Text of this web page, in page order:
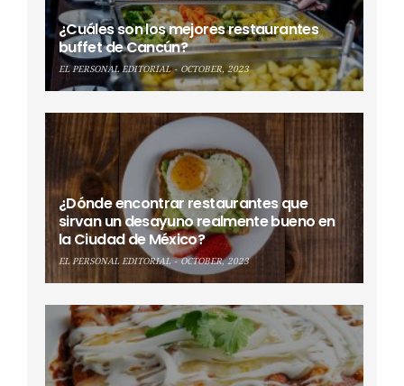
¿Cuáles son los mejores restaurantes
buffet de Cancún?
EL PERSONAL EDITORIAL OCTOBER, 2023
¿Dónde encontrar restaurantes que
sirvan un desayuno realmente bueno en
la Ciudad de México?
EL PERSONAL EDITORIAL OCTOBER, 2023